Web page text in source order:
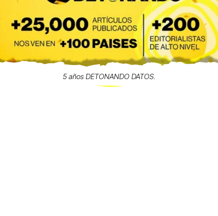
5 años DETONANDO DATOS.